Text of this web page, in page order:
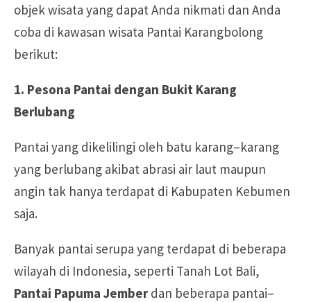
objek wisata yang dapat Anda nikmati dan Anda
coba di kawasan wisata Pantai Karangbolong
berikut:
1. Pesona Pantai dengan Bukit Karang
Berlubang
Pantai yang dikelilingi oleh batu karang–karang
yang berlubang akibat abrasi air laut maupun
angin tak hanya terdapat di Kabupaten Kebumen
saja.
Banyak pantai serupa yang terdapat di beberapa
wilayah di Indonesia, seperti Tanah Lot Bali,
Pantai Papuma Jemberdan beberapa pantai–